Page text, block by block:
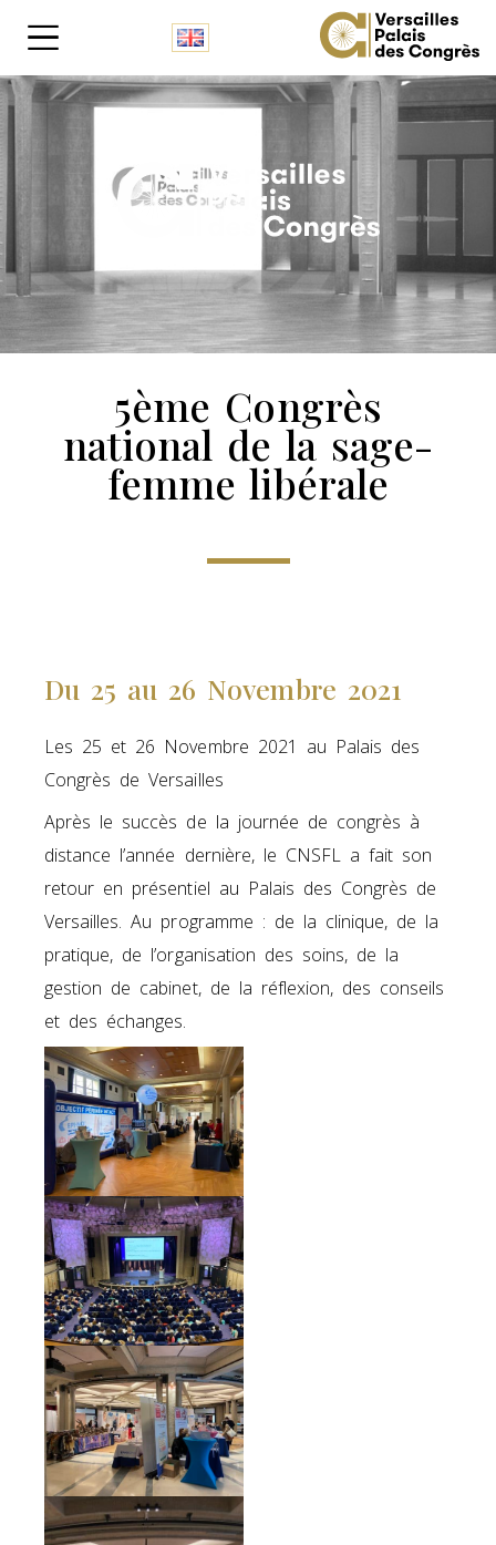
5ème Congrès
national de la sage-
femme libérale
Du 25 au 26 Novembre 2021
Les 25 et 26 Novembre 2021 au Palais des
Congrès de Versailles
Après le succès de la journée de congrès à
distance l’année dernière, le CNSFL a fait son
retour en présentiel au Palais des Congrès de
Versailles. Au programme : de la clinique, de la
pratique, de l’organisation des soins, de la
gestion de cabinet, de la réflexion, des conseils
et des échanges.